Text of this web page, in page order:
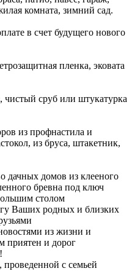
комната, зимний сад.
в счет будущего нового
пленка, эковата
чистый сруб или штукатурка
из профнастила и
из бруса, штакетник,
дачных домов из клееного
бревна под ключ
столом
Ваших родных и близких
из жизни и
приятен и дорог
с семьей